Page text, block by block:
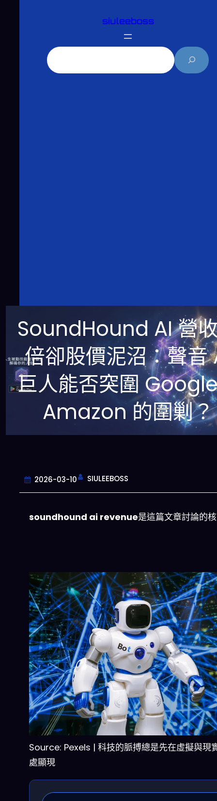
siuleeboss
SoundHound AI 營
倍卻股價泥沼：聲音
巨人能否突圍
Amazon 的圍剿？
2026-03-10 SIULEEBOSS
soundhound ai revenue是這篇文章討論的
Source: Pexels | 科技的脈搏總是先在虛擬與現
處顯現